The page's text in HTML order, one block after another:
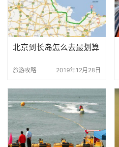
北京到长岛怎么去最划算
旅游攻略 2019年12月28日